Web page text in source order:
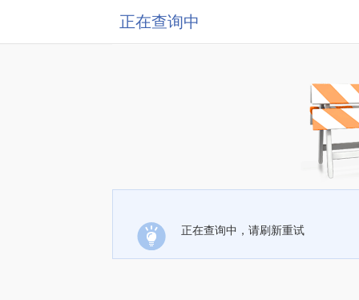
正在查询中
正在查询中，请刷新重试